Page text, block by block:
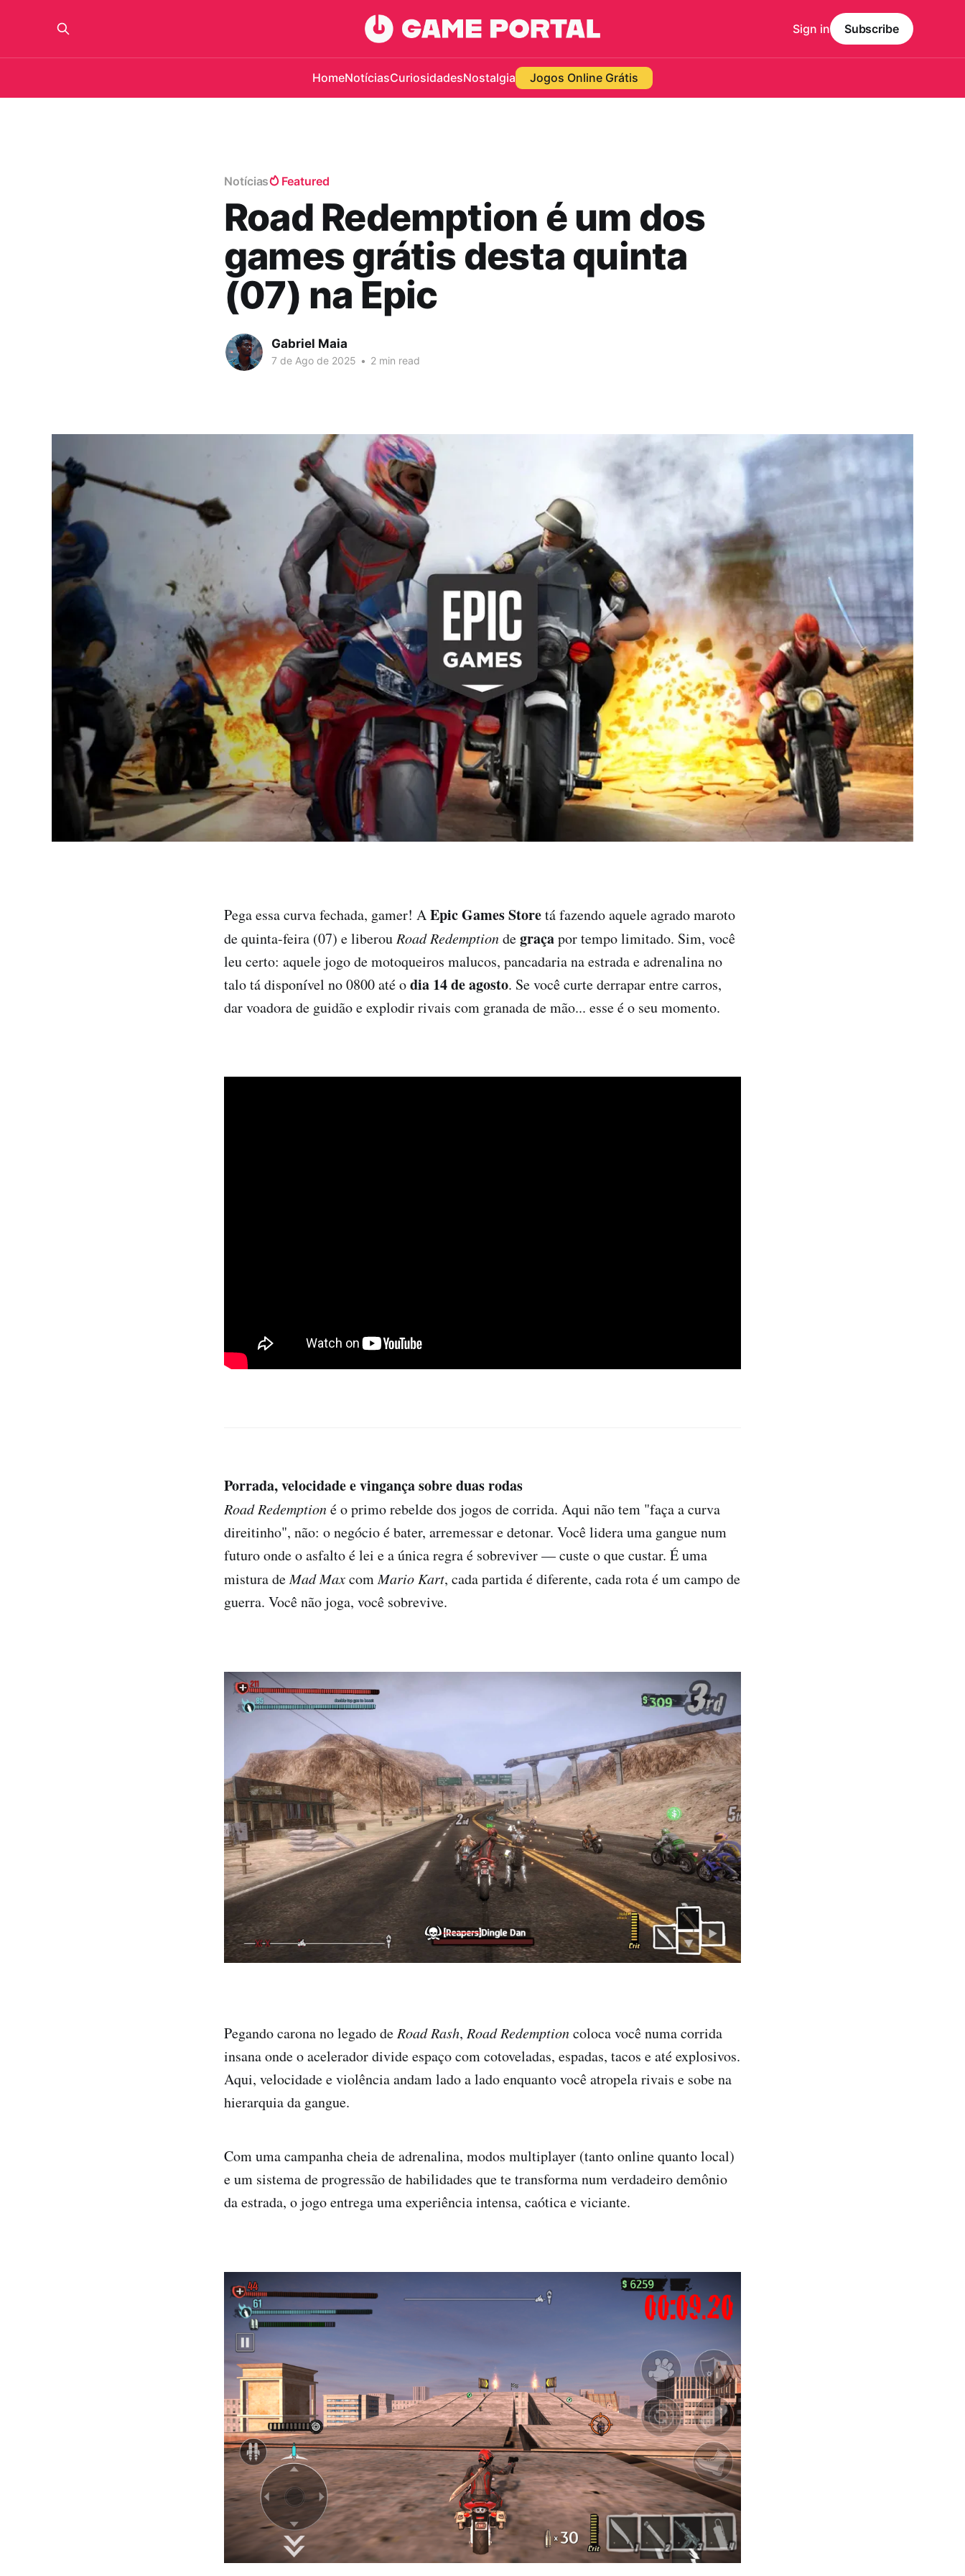
HomeNotíciasCuriosidadesNostalgia Jogos Online Grátis
Sign in Subscribe
Notícias Featured
Road Redemption é um dos
games grátis desta quinta
(07) na Epic
Gabriel Maia
7 de Ago de 2025 • 2 min read
Pega essa curva fechada, gamer! AEpic Games Storetá fazendo aquele agrado maroto
de quinta-feira (07) e liberou Road Redemptiondegraçapor tempo limitado. Sim, você
leu certo: aquele jogo de motoqueiros malucos, pancadaria na estrada e adrenalina no
talo tá disponível no 0800 até odia 14 de agosto. Se você curte derrapar entre carros,
dar voadora de guidão e explodir rivais com granada de mão... esse é o seu momento.
Porrada, velocidade e vingança sobre duas rodas
Road Redemptioné o primo rebelde dos jogos de corrida. Aqui não tem "faça a curva
direitinho", não: o negócio é bater, arremessar e detonar. Você lidera uma gangue num
futuro onde o asfalto é lei e a única regra é sobreviver — custe o que custar. É uma
mistura deMad MaxcomMario Kart, cada partida é diferente, cada rota é um campo de
guerra. Você não joga, você sobrevive.
Pegando carona no legado de Road Rash, Road Redemptioncoloca você numa corrida
insana onde o acelerador divide espaço com cotoveladas, espadas, tacos e até explosivos.
Aqui, velocidade e violência andam lado a lado enquanto você atropela rivais e sobe na
hierarquia da gangue.
Com uma campanha cheia de adrenalina, modos multiplayer (tanto online quanto local)
e um sistema de progressão de habilidades que te transforma num verdadeiro demônio
da estrada, o jogo entrega uma experiência intensa, caótica e viciante.